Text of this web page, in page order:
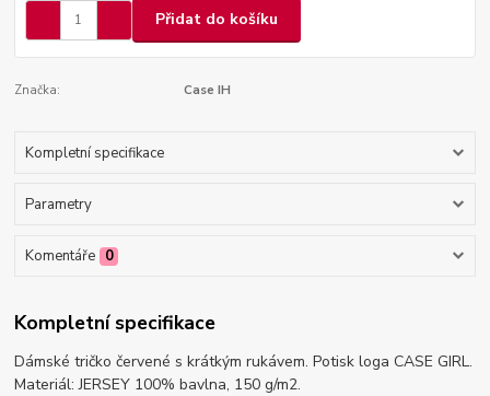
Přidat do košíku
Značka: Case IH
Kompletní specifikace
Parametry
Komentáře 0
Kompletní specifikace
Dámské tričko červené s krátkým rukávem. Potisk loga CASE GIRL.
Materiál: JERSEY 100% bavlna, 150 g/m2.